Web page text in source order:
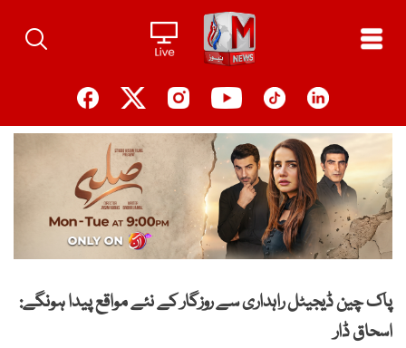
content
پاک چین ڈیجیٹل راہداری سے روزگار کے نئے مواقع پیدا ہونگے:
اسحاق ڈار